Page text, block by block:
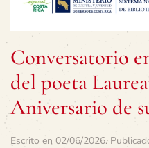
Conversatorio
del poeta
Aniversario de
Escrito en 02/06/2026.